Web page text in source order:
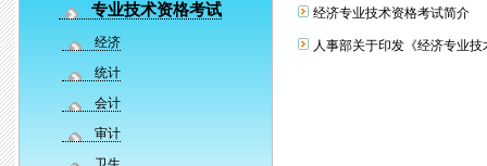
专业技术资格考试
经济
统计
会计
审计
经济专业技术资格考试简介
人事部关于印发《经济专业